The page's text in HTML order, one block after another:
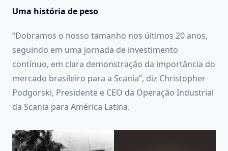
Uma história de peso
“Dobramos o nosso tamanho nos últimos 20 anos,
seguindo em uma jornada de investimento
contínuo, em clara demonstração da importância do
mercado brasileiro para a Scania”, diz Christopher
Podgorski, Presidente e CEO da Operação Industrial
da Scania para América Latina.